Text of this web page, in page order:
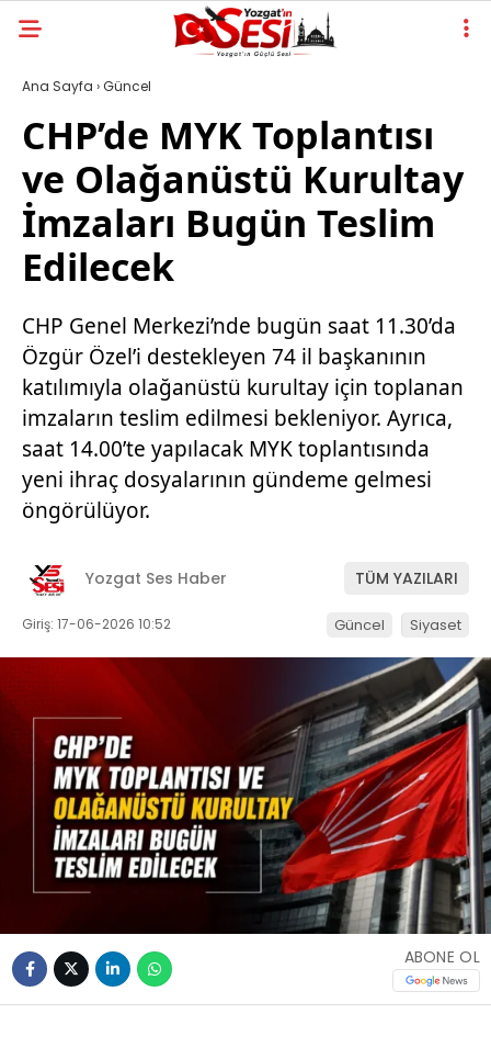
Ana Sayfa ›Güncel
CHP’de MYK Toplantısı
ve Olağanüstü Kurultay
İmzaları Bugün Teslim
Edilecek
CHP Genel Merkezi’nde bugün saat 11.30’da
Özgür Özel’i destekleyen 74 il başkanının
katılımıyla olağanüstü kurultay için toplanan
imzaların teslim edilmesi bekleniyor. Ayrıca,
saat 14.00’te yapılacak MYK toplantısında
yeni ihraç dosyalarının gündeme gelmesi
öngörülüyor.
Yozgat Ses Haber TÜM YAZILARI
Giriş: 17-06-2026 10:52 Güncel Siyaset
ABONE OL